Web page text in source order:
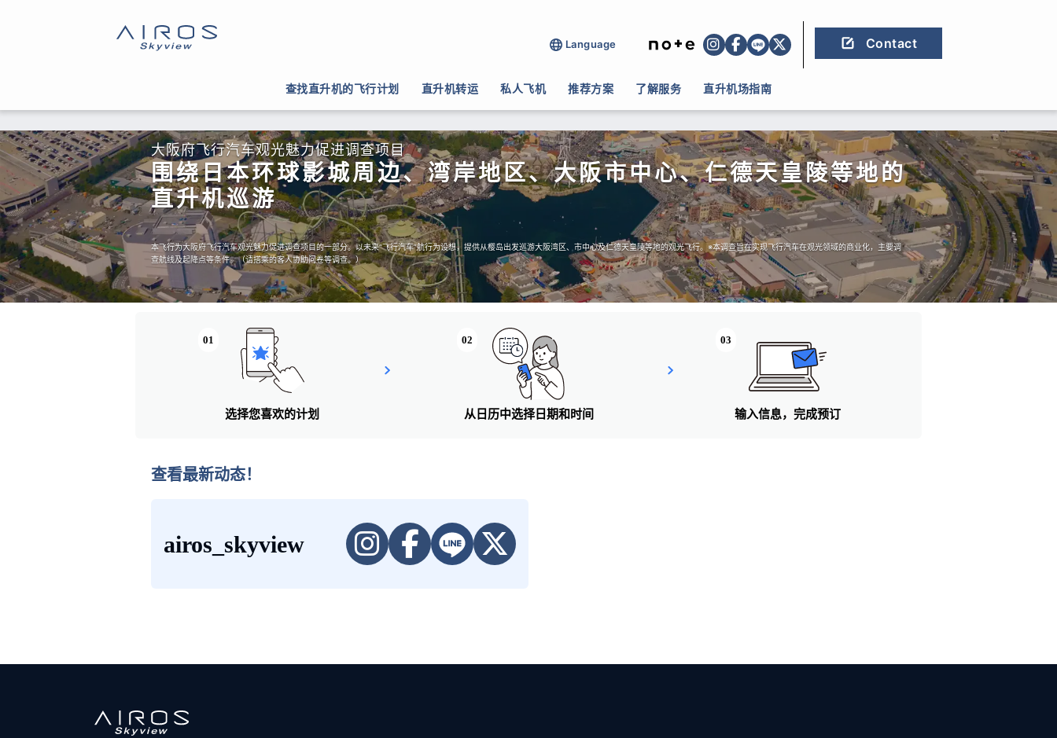
Language Contact
查找直升机的飞行计划 直升机转运 私人飞机 推荐方案 了解服务 直升机场指南
大阪府飞行汽车观光魅力促进调查项目
围绕日本环球影城周边、湾岸地区、大阪市中心、仁德天皇陵等地的
直升机巡游
本飞行为大阪府飞行汽车观光魅力促进调查项目的一部分。以未来“飞行汽车”航行为设想，提供从樱岛出发巡游大阪湾区、市中心及仁德天皇陵等地的观光飞行。※本调查旨在实现飞行汽车在观光领域的商业化，主要调
查航线及起降点等条件。（请搭乘的客人协助问卷等调查。）
01
选择您喜欢的计划
02
从日历中选择日期和时间
03
输入信息，完成预订
查看最新动态！
airos_skyview